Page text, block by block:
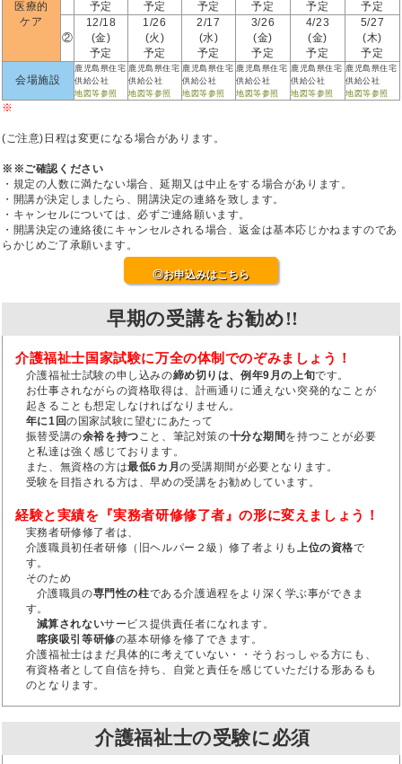
医療的
ケア
予定 予定 予定 予定 予定 予定
②
12/18
(金)
予定
1/26
(火)
予定
2/17
(水)
予定
3/26
(金)
予定
4/23
(金)
予定
5/27
(木)
予定
会場施設
鹿児島県住宅
供給公社
地図等参照
鹿児島県住宅
供給公社
地図等参照
鹿児島県住宅
供給公社
地図等参照
鹿児島県住宅
供給公社
地図等参照
鹿児島県住宅
供給公社
地図等参照
鹿児島県住宅
供給公社
地図等参照
※
(ご注意)日程は変更になる場合があります。
※※ご確認ください
・規定の人数に満たない場合、延期又は中止をする場合があります。
・開講が決定しましたら、開講決定の連絡を致します。
・キャンセルについては、必ずご連絡願います。
・開講決定の連絡後にキャンセルされる場合、返金は基本応じかねますのであ
らかじめご了承願います。
◎お申込みはこちら
早期の受講をお勧め!!
介護福祉士国家試験に万全の体制でのぞみましょう！
介護福祉士試験の申し込みの締め切りは、例年9月の上旬です。
お仕事されながらの資格取得は、計画通りに通えない突発的なことが
起きることも想定しなければなりません。
年に1回の国家試験に望むにあたって
振替受講の余裕を持つこと、筆記対策の十分な期間を持つことが必要
と私達は強く感じております。
また、無資格の方は最低6カ月の受講期間が必要となります。
受験を目指される方は、早めの受講をお勧めしています。
経験と実績を『実務者研修修了者』の形に変えましょう！
実務者研修修了者は、
介護職員初任者研修（旧ヘルパー２級）修了者よりも上位の資格で
す。
そのため
介護職員の専門性の柱である介護過程をより深く学ぶ事ができま
す。
減算されないサービス提供責任者になれます。
喀痰吸引等研修の基本研修を修了できます。
介護福祉士はまだ具体的に考えていない・・そうおっしゃる方にも、
有資格者として自信を持ち、自覚と責任を感じていただける形あるも
のとなります。
介護福祉士の受験に必須